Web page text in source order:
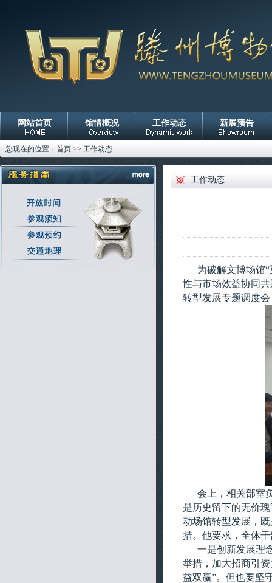
网站首页 馆情概况 工作动态 新展预告
您现在的位置： 首页 >> 工作动态
工作动态
为破解文博场馆
性与市场效益协同
转型发展专题调度
会上，相关部室
是历史留下的无价
动场馆转型发展，
措。他要求，全体
一是创新发展理
举措，加大招商引资
益双赢”。但也要坚